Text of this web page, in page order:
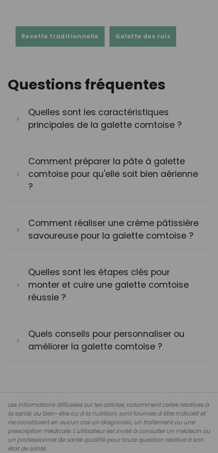
Recette traditionnelle Galette des rois
Questions fréquentes
Quelles sont les caractéristiques
principales de la galette comtoise ?
Comment préparer la pâte à galette
comtoise pour qu'elle soit bien aérienne
?
Comment réaliser une crème pâtissière
savoureuse pour la galette comtoise ?
Quelles sont les étapes clés pour
monter et cuire une galette comtoise
réussie ?
Quels conseils pour personnaliser ou
améliorer la galette comtoise ?
Les informations diffusées sur les articles, notamment celles relatives à
la santé, au bien-être ou à la nutrition, sont fournies à titre indicatif et
ne constituent en aucun cas un diagnostic, un traitement ou une
prescription médicale. L'utilisateur est invité à consulter un médecin ou
un professionnel de santé qualifié pour toute question relative à son
état de santé.